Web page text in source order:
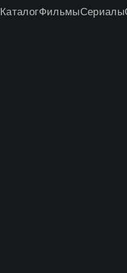
КаталогФильмыСериалы